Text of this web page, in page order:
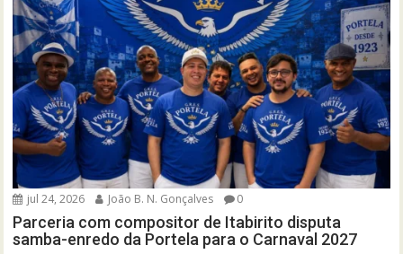
jul 24, 2026 João B. N. Gonçalves 0
Parceria com compositor de Itabirito disputa
samba-enredo da Portela para o Carnaval 2027